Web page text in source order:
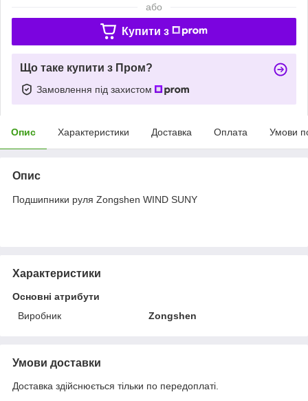
або
Купити з
Що таке купити з Пром?
Замовлення під захистом
Опис Характеристики Доставка Оплата Умови
Опис
Подшипники руля Zongshen WIND SUNY
Характеристики
Основні атрибути
Виробник
Zongshen
Умови доставки
Доставка здійснюється тільки по передоплаті.